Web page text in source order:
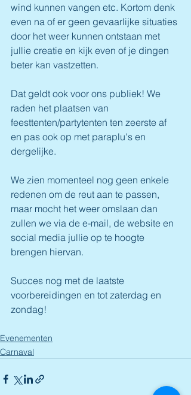
wind kunnen vangen etc. Kortom denk
even na of er geen gevaarlijke situaties
door het weer kunnen ontstaan met
jullie creatie en kijk even of je dingen
beter kan vastzetten.
Dat geldt ook voor ons publiek! We
raden het plaatsen van
feesttenten/partytenten ten zeerste af
en pas ook op met paraplu's en
dergelijke.
We zien momenteel nog geen enkele
redenen om de reut aan te passen,
maar mocht het weer omslaan dan
zullen we via de e-mail, de website en
social media jullie op te hoogte
brengen hiervan.
Succes nog met de laatste
voorbereidingen en tot zaterdag en
zondag!
Evenementen
Carnaval